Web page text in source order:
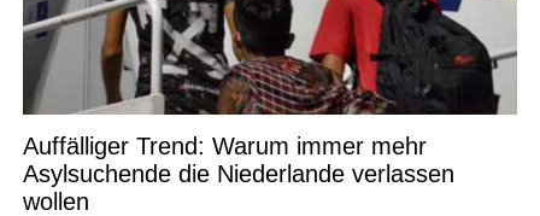
Auffälliger Trend: Warum immer mehr
Asylsuchende die Niederlande verlassen
wollen